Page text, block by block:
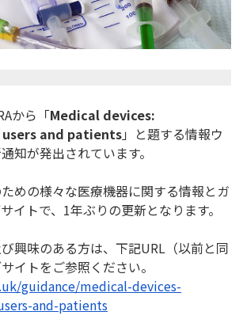
から「Medical devices:
and patients」 と題する情報ウ
知が発出されています。
めの様々な医療機器に関する情報とガ
イトで、1年ぶりの更新となります。
興味のある方は、下記URL（以前と同
イトをご参照ください。
guidance/medical-devices-
and-patients